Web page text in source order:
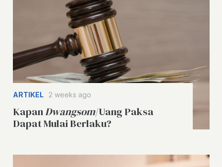
ARTIKEL 2 weeks ago
KapanDwangsom/Uang Paksa
Dapat Mulai Berlaku?